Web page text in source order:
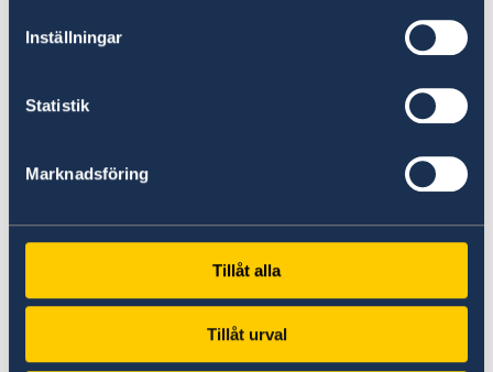
Inställningar
Statistik
Marknadsföring
Tillåt alla
Tillåt urval
Följ Sveriges ambassad i Wien på LinkedIn
@LinkedIn